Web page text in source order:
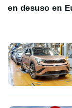
en desuso en